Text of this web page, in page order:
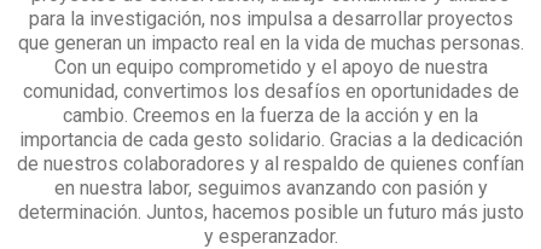
para la investigación, nos impulsa a desarrollar proyectos
que generan un impacto real en la vida de muchas personas.
Con un equipo comprometido y el apoyo de nuestra
comunidad, convertimos los desafíos en oportunidades de
cambio. Creemos en la fuerza de la acción y en la
importancia de cada gesto solidario. Gracias a la dedicación
de nuestros colaboradores y al respaldo de quienes confían
en nuestra labor, seguimos avanzando con pasión y
determinación. Juntos, hacemos posible un futuro más justo
y esperanzador.